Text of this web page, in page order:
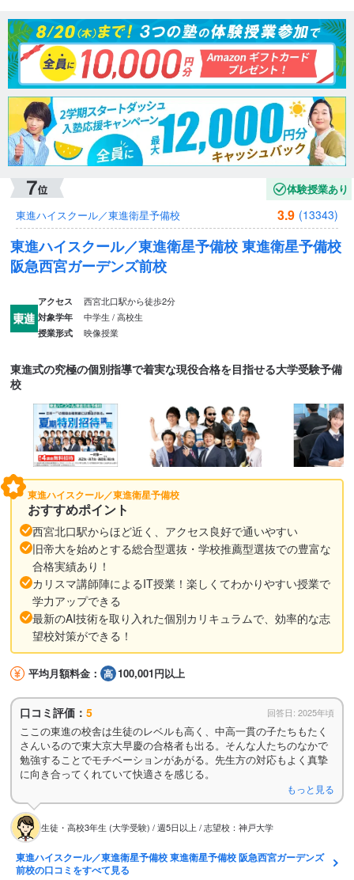
体験授業あり
東進ハイスクール／東進衛星予備校
3.9 (13343)
東進ハイスクール／東進衛星予備校 東進衛星予備校
阪急西宮ガーデンズ前校
アクセス 西宮北口駅から徒歩2分
対象学年 中学生 / 高校生
授業形式 映像授業
東進式の究極の個別指導で着実な現役合格を目指せる大学受験予備
校
東進ハイスクール／東進衛星予備校
おすすめポイント
西宮北口駅からほど近く、アクセス良好で通いやすい
旧帝大を始めとする総合型選抜・学校推薦型選抜での豊富な
合格実績あり！
カリスマ講師陣によるIT授業！楽しくてわかりやすい授業で
学力アップできる
最新のAI技術を取り入れた個別カリキュラムで、効率的な志
望校対策ができる！
平均月額料金： 100,001円以上
口コミ評価： 5 回答日: 2025年頃
ここの東進の校舎は生徒のレベルも高く、中高一貫の子たちもたく
さんいるので東大京大早慶の合格者も出る。そんな人たちのなかで
勉強することでモチベーションがあがる。先生方の対応もよく真摯
に向き合ってくれていて快適さを感じる。
もっと見る
生徒・高校3年生 (大学受験) / 週5日以上 / 志望校：神戸大学
東進ハイスクール／東進衛星予備校 東進衛星予備校 阪急西宮ガーデンズ
前校の口コミをすべて見る